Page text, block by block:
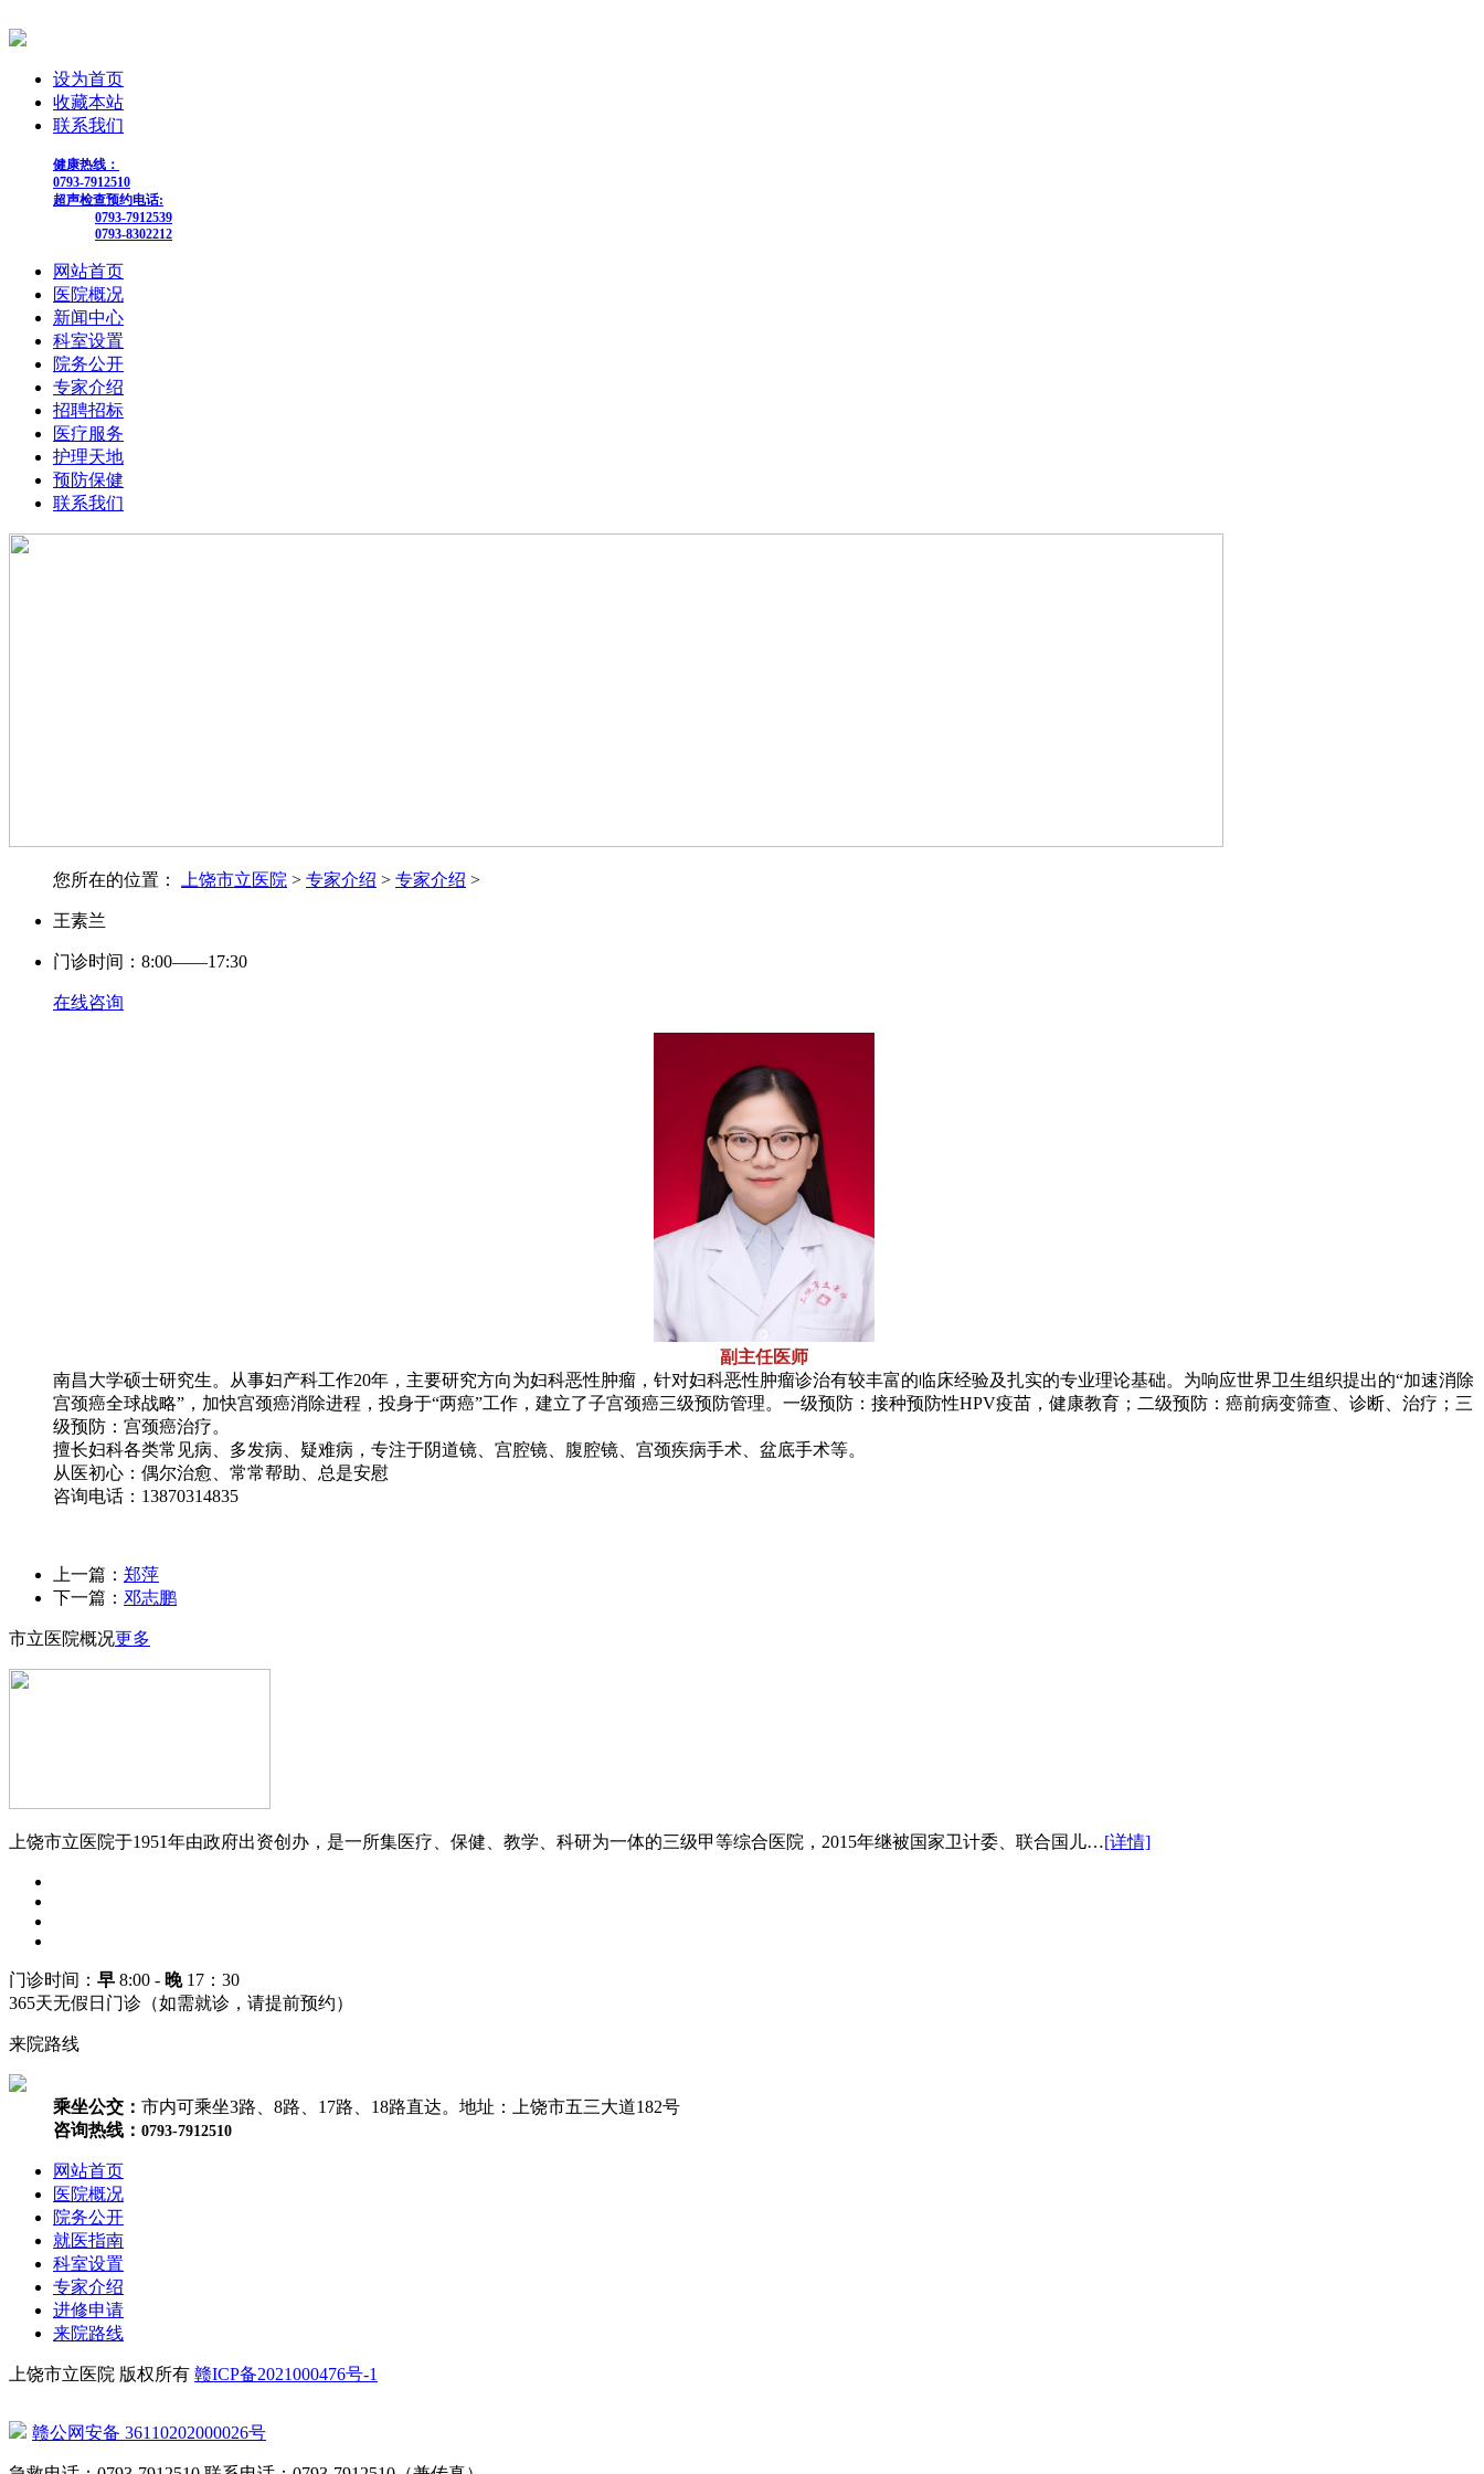
设为首页
收藏本站
联系我们
健康热线：
0793-7912510
超声检查预约电话:
0793-7912539
0793-8302212
网站首页
医院概况
新闻中心
科室设置
院务公开
专家介绍
招聘招标
医疗服务
护理天地
预防保健
联系我们
您所在的位置： 上饶市立医院 > 专家介绍 > 专家介绍 >
王素兰
门诊时间：8:00——17:30
在线咨询
副主任医师
南昌大学硕士研究生。从事妇产科工作20年，主要研究方向为妇科恶性肿瘤，针对妇科恶性肿瘤诊治有较丰富的临床经验及扎实的专业理论基础。为响应世界卫生组织提出的“加速消除
宫颈癌全球战略”，加快宫颈癌消除进程，投身于“两癌”工作，建立了子宫颈癌三级预防管理。一级预防：接种预防性HPV疫苗，健康教育；二级预防：癌前病变筛查、诊断、治疗；三
级预防：宫颈癌治疗。
擅长妇科各类常见病、多发病、疑难病，专注于阴道镜、宫腔镜、腹腔镜、宫颈疾病手术、盆底手术等。
从医初心：偶尔治愈、常常帮助、总是安慰
咨询电话：13870314835
上一篇： 郑萍
下一篇： 邓志鹏
市立医院概况更多
上饶市立医院于1951年由政府出资创办，是一所集医疗、保健、教学、科研为一体的三级甲等综合医院，2015年继被国家卫计委、联合国儿…[详情]
门诊时间： 早 8:00 - 晚 17：30
365天无假日门诊（如需就诊，请提前预约）
来院路线
乘坐公交： 市内可乘坐3路、8路、17路、18路直达。地址：上饶市五三大道182号
咨询热线： 0793-7912510
网站首页
医院概况
院务公开
就医指南
科室设置
专家介绍
进修申请
来院路线
上饶市立医院 版权所有 赣ICP备2021000476号-1
赣公网安备 36110202000026号